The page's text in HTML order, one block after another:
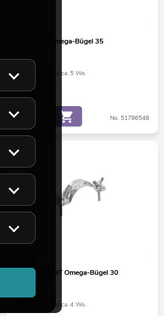
EUROLITE Omega-Bügel 35
Bestand reicht ca. 5 Wo.
9,90
No. 51786548
FUTURELIGHT Omega-Bügel 30
Bestand reicht ca. 4 Wo.